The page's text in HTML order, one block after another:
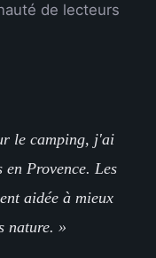
de lecteurs
le camping, j'ai
en Provence. Les
aidée à mieux
nature. »